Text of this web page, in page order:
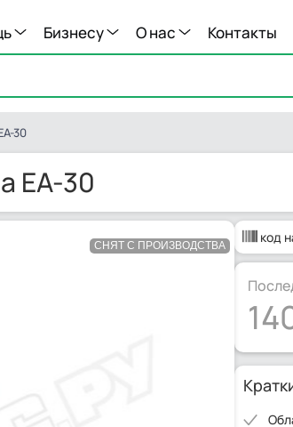
Бизнесу О нас Контакты
30
EA-30
СНЯТ С ПРОИЗВОДСТВА код